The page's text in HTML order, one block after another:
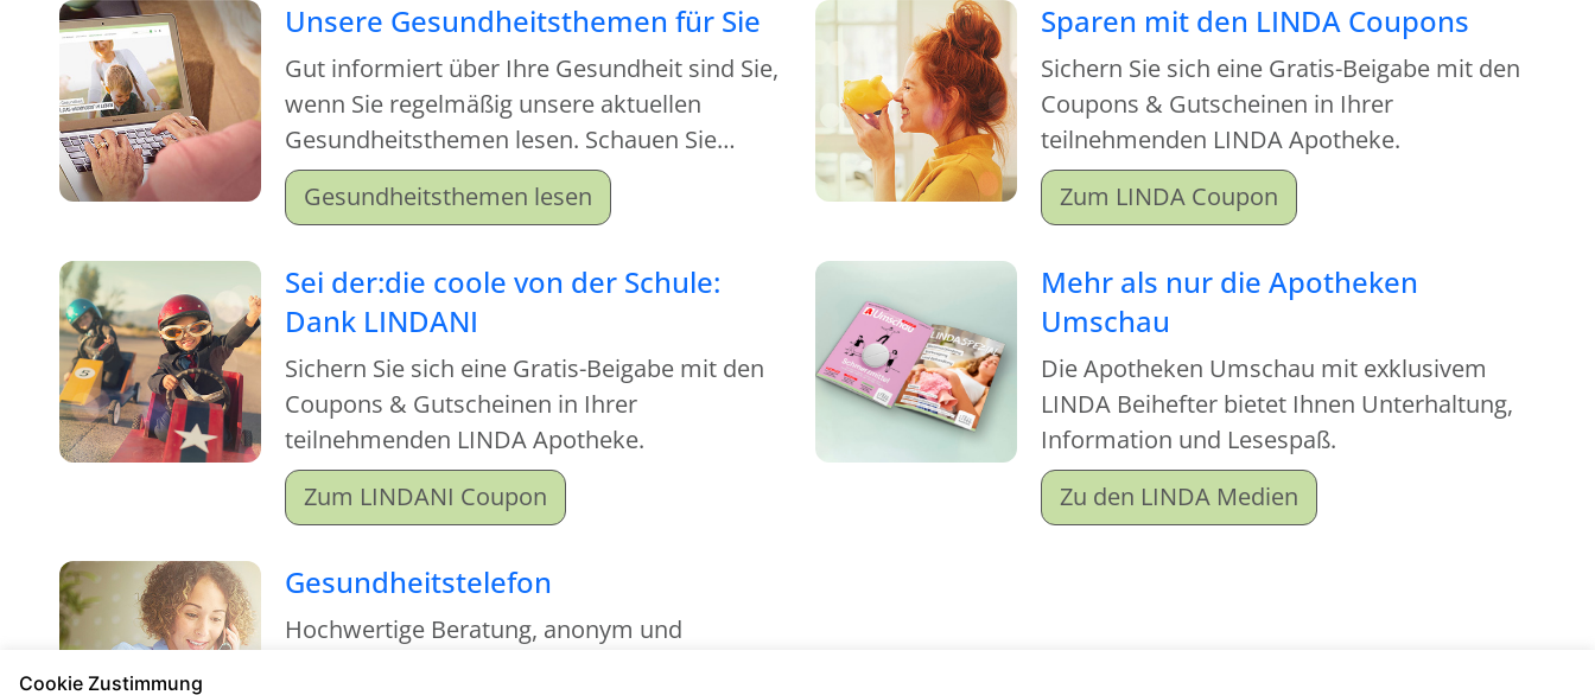
Unsere Gesundheitsthemen für Sie
Gut informiert über Ihre Gesundheit sind Sie,
wenn Sie regelmäßig unsere aktuellen
Gesundheitsthemen lesen. Schauen Sie
einfach mal rein und machen Sie sich schlau!
Gesundheitsthemen lesen
Sparen mit den LINDA Coupons
Sichern Sie sich eine Gratis-Beigabe mit den
Coupons & Gutscheinen in Ihrer
teilnehmenden LINDA Apotheke.
Zum LINDA Coupon
Sei der:die coole von der Schule:
Dank LINDANI
Sichern Sie sich eine Gratis-Beigabe mit den
Coupons & Gutscheinen in Ihrer
teilnehmenden LINDA Apotheke.
Zum LINDANI Coupon
Mehr als nur die Apotheken
Umschau
Die Apotheken Umschau mit exklusivem
LINDA Beihefter bietet Ihnen Unterhaltung,
Information und Lesespaß.
Zu den LINDA Medien
Gesundheitstelefon
Hochwertige Beratung, anonym und
Cookie Zustimmung